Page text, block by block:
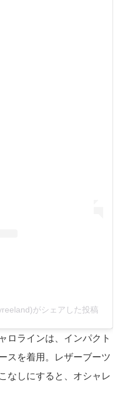
がシェアした投稿
ロラインは、インパクト
スを着用。レザーブーツ
なしにすると、オシャレ